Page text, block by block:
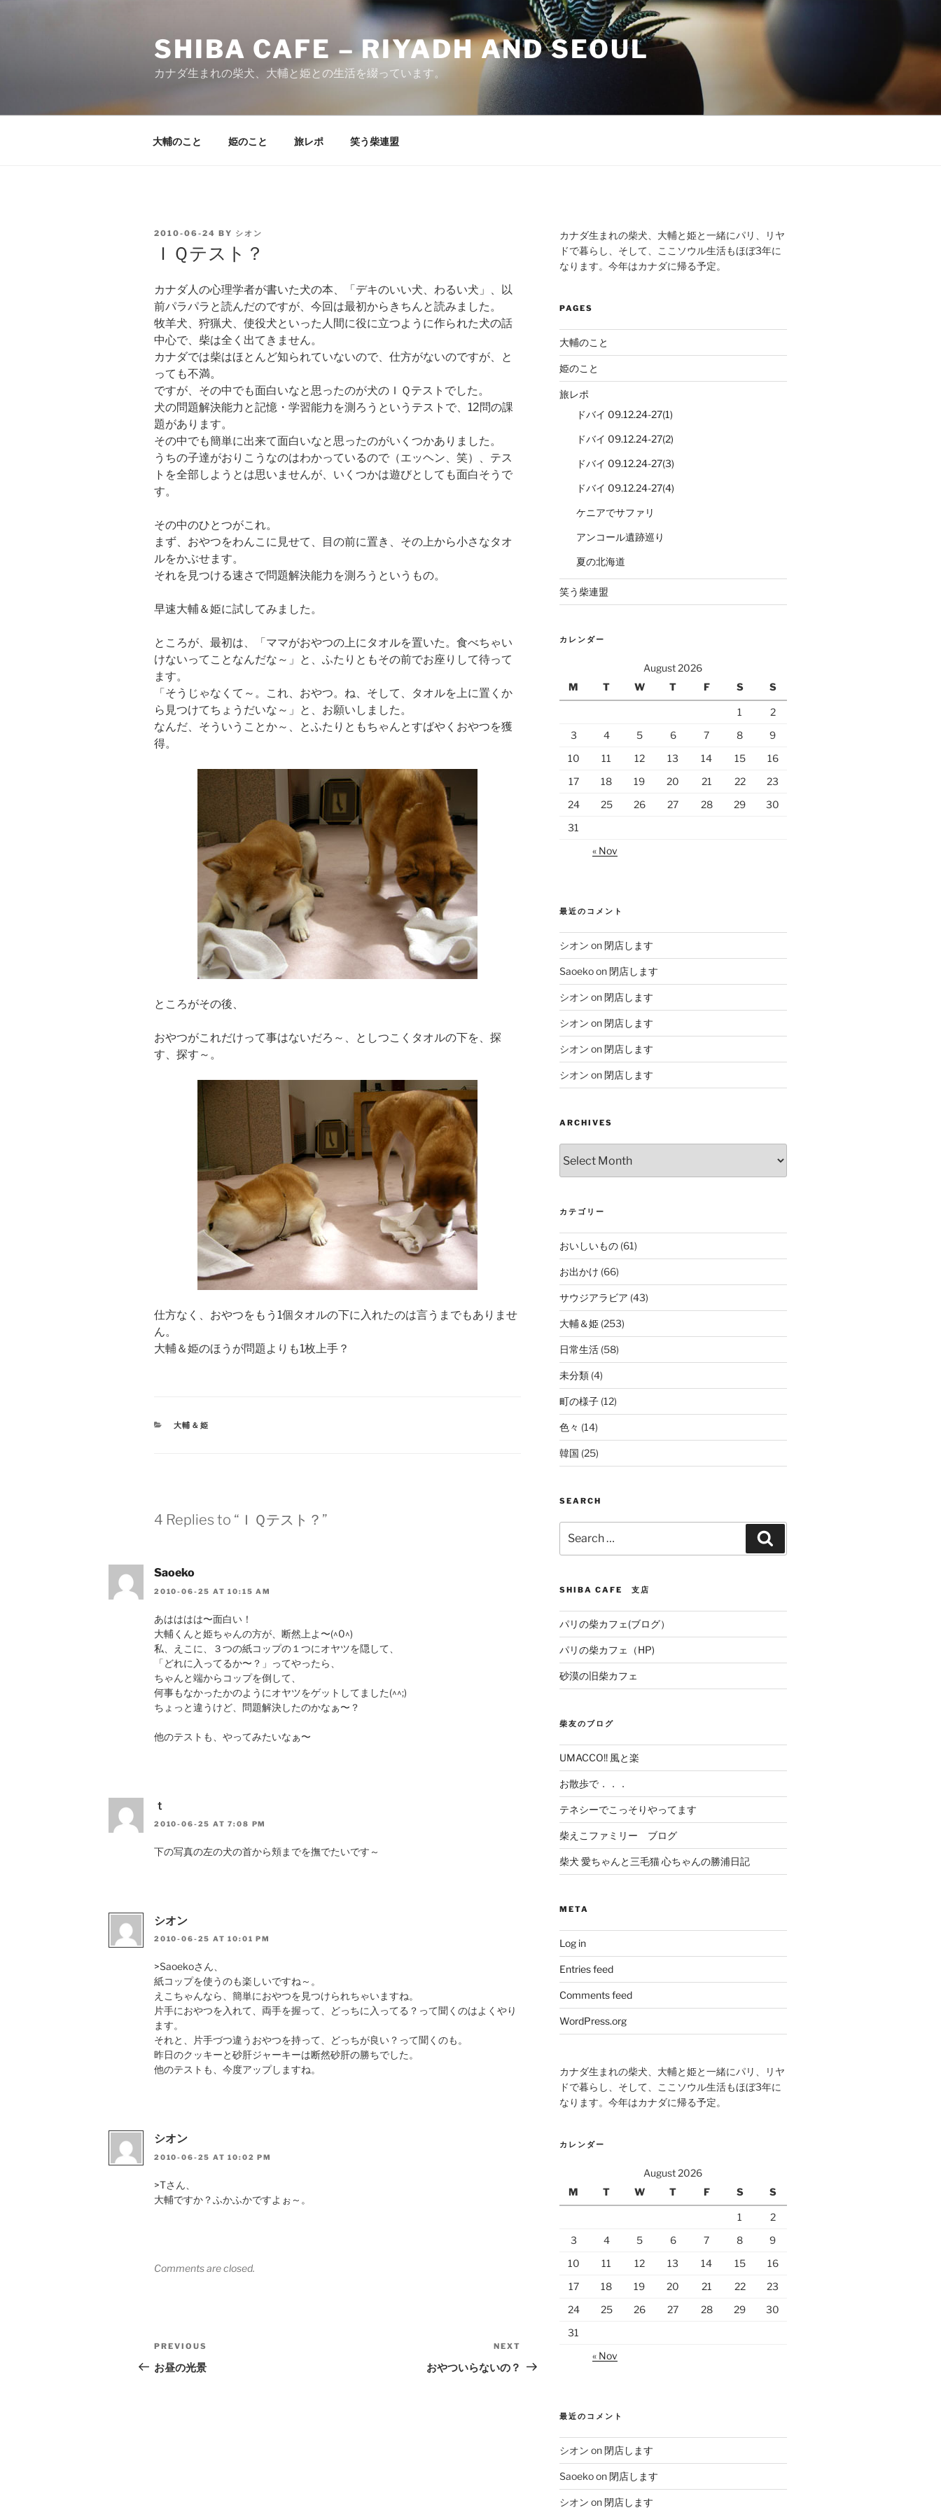
SHIBA CAFE – RIYADH AND SEOUL
カナダ生まれの柴犬、大輔と姫との生活を綴っています。
大輔のこと 姫のこと 旅レポ 笑う柴連盟
POSTED
2010-06-24 BY シオン
ＩＱテスト？
カナダ人の心理学者が書いた犬の本、「デキのいい犬、わるい犬」、以
前パラパラと読んだのですが、今回は最初からきちんと読みました。
牧羊犬、狩猟犬、使役犬といった人間に役に立つように作られた犬の話
中心で、柴は全く出てきません。
カナダでは柴はほとんど知られていないので、仕方がないのですが、と
っても不満。
ですが、その中でも面白いなと思ったのが犬のＩＱテストでした。
犬の問題解決能力と記憶・学習能力を測ろうというテストで、12問の課
題があります。
その中でも簡単に出来て面白いなと思ったのがいくつかありました。
うちの子達がおりこうなのはわかっているので（エッヘン、笑）、テス
トを全部しようとは思いませんが、いくつかは遊びとしても面白そうで
す。
その中のひとつがこれ。
まず、おやつをわんこに見せて、目の前に置き、その上から小さなタオ
ルをかぶせます。
それを見つける速さで問題解決能力を測ろうというもの。
早速大輔＆姫に試してみました。
ところが、最初は、「ママがおやつの上にタオルを置いた。食べちゃい
けないってことなんだな～」と、ふたりともその前でお座りして待って
ます。
「そうじゃなくて～。これ、おやつ。ね、そして、タオルを上に置くか
ら見つけてちょうだいな～」と、お願いしました。
なんだ、そういうことか～、とふたりともちゃんとすばやくおやつを獲
得。
ところがその後、
おやつがこれだけって事はないだろ～、としつこくタオルの下を、探
す、探す～。
仕方なく、おやつをもう1個タオルの下に入れたのは言うまでもありませ
ん。
大輔＆姫のほうが問題よりも1枚上手？
CATEGORIES
大輔＆姫
4 Replies to “ＩＱテスト？”
Saoeko
2010-06-25 AT 10:15 AM
あはははは〜面白い！
大輔くんと姫ちゃんの方が、断然上よ〜(^0^)
私、えこに、３つの紙コップの１つにオヤツを隠して、
「どれに入ってるか〜？」ってやったら、
ちゃんと端からコップを倒して、
何事もなかったかのようにオヤツをゲットしてました(^^;)
ちょっと違うけど、問題解決したのかなぁ〜？
他のテストも、やってみたいなぁ〜
ｔ
2010-06-25 AT 7:08 PM
下の写真の左の犬の首から頬までを撫でたいです～
シオン
2010-06-25 AT 10:01 PM
>Saoekoさん、
紙コップを使うのも楽しいですね～。
えこちゃんなら、簡単におやつを見つけられちゃいますね。
片手におやつを入れて、両手を握って、どっちに入ってる？って聞くのはよくやり
ます。
それと、片手づつ違うおやつを持って、どっちが良い？って聞くのも。
昨日のクッキーと砂肝ジャーキーは断然砂肝の勝ちでした。
他のテストも、今度アップしますね。
シオン
2010-06-25 AT 10:02 PM
>Tさん、
大輔ですか？ふかふかですよぉ～。
Comments are closed.
Post
navigation
Previous
Post
PREVIOUS
お昼の光景
Post
NEXT
おやついらないの？
カナダ生まれの柴犬、大輔と姫と一緒にパリ、リヤ
ドで暮らし、そして、ここソウル生活もほぼ3年に
なります。今年はカナダに帰る予定。
PAGES
大輔のこと
姫のこと
旅レポ
ドバイ 09.12.24-27(1)
ドバイ 09.12.24-27(2)
ドバイ 09.12.24-27(3)
ドバイ 09.12.24-27(4)
ケニアでサファリ
アンコール遺跡巡り
夏の北海道
笑う柴連盟
カレンダー
August 2026
M
T W T F S S
1
2
3
4 5 6 7 8
9
10
11 12 13 14 15
16
17
18 19 20 21 22
23
24
25 26 27 28 29
30
31
« Nov
最近のコメント
シオン on閉店します
Saoekoon閉店します
シオン on閉店します
シオン on閉店します
シオン on閉店します
シオン on閉店します
ARCHIVES
カテゴリー
おいしいもの(61)
お出かけ (66)
サウジアラビア (43)
大輔＆姫(253)
日常生活(58)
未分類(4)
町の様子(12)
色々 (14)
韓国 (25)
SEARCH
for:
SHIBA CAFE 支店
パリの柴カフェ(ブログ）
パリの柴カフェ（HP)
砂漠の旧柴カフェ
柴友のブログ
UMACCO!! 風と楽
お散歩で．．．
テネシーでこっそりやってます
柴えこファミリー ブログ
柴犬 愛ちゃんと三毛猫 心ちゃんの勝浦日記
META
Log in
Entries feed
Comments feed
WordPress.org
カナダ生まれの柴犬、大輔と姫と一緒にパリ、リヤ
ドで暮らし、そして、ここソウル生活もほぼ3年に
なります。今年はカナダに帰る予定。
カレンダー
August 2026
M
T W T F S S
1
2
3
4 5 6 7 8
9
10
11 12 13 14 15
16
17
18 19 20 21 22
23
24
25 26 27 28 29
30
31
« Nov
最近のコメント
シオン on閉店します
Saoekoon閉店します
シオン on閉店します